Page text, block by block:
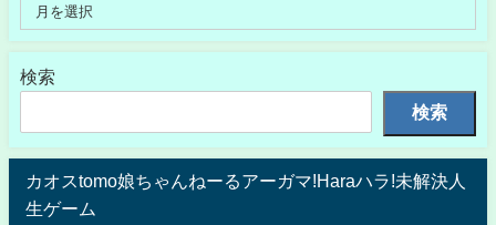
検索
検索
カオスtomo娘ちゃんねーるアーガマ!Haraハラ!未解決人
生ゲーム